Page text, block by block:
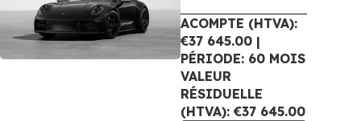
ACOMPTE (HTVA):
€37 645.00 |
PÉRIODE: 60 MOIS
VALEUR
RÉSIDUELLE
(HTVA): €37 645.00